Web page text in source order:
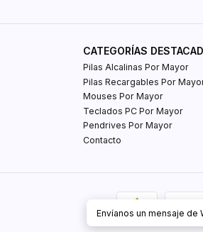
CATEGORÍAS
Pilas Alcalinas Por Mayor
Pilas Recargables Por
Mouses Por Mayor
Teclados PC Por Mayor
Pendrives Por Mayor
Contacto
Envíanos un mensaje de